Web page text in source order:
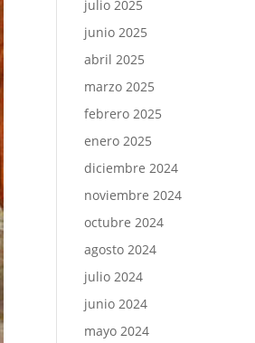
julio 2025
junio 2025
abril 2025
marzo 2025
febrero 2025
enero 2025
diciembre 2024
noviembre 2024
octubre 2024
agosto 2024
julio 2024
junio 2024
mayo 2024